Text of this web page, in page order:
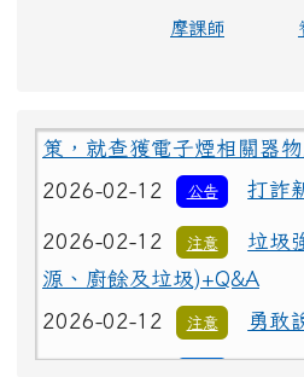
摩課師
策，就查獲電子煙相關器
公告 打詐
注意
垃圾
源、廚餘及垃圾)+Q&A
注意 勇敢
2026-02-12 重要
交通